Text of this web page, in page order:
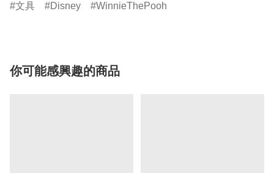
文具 Disney WinnieThePooh
你可能感興趣的商品